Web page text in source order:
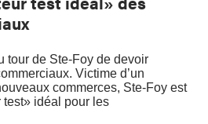
tour de Ste-Foy de devoir
Victime d’un
commerces, Ste-Foy est
test» idéal pour les